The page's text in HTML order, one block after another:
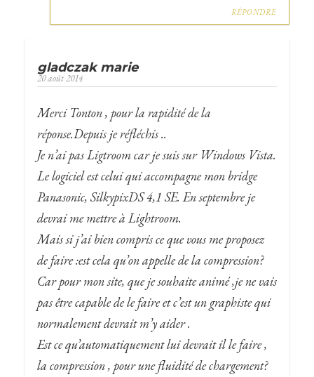
RÉPONDRE
gladczak marie
20 août 2014
Merci Tonton , pour la rapidité de la
réponse.Depuis je réfléchis ..
Je n’ai pas Ligtroom car je suis sur Windows Vista.
Le logiciel est celui qui accompagne mon bridge
Panasonic, SilkypixDS 4,1 SE. En septembre je
devrai me mettre à Lightroom.
Mais si j’ai bien compris ce que vous me proposez
de faire :est cela qu’on appelle de la compression?
Car pour mon site, que je souhaite animé ,je ne vais
pas être capable de le faire et c’est un graphiste qui
normalement devrait m’y aider .
Est ce qu’automatiquement lui devrait il le faire ,
la compression , pour une fluidité de chargement?